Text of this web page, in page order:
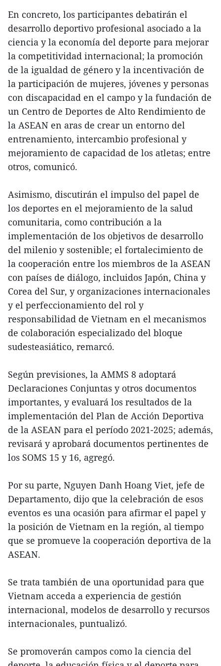
En concreto, los participantes debatirán el
desarrollo deportivo profesional asociado a la
ciencia y la economía del deporte para mejorar
la competitividad internacional; la promoción
de la igualdad de género y la incentivación de
la participación de mujeres, jóvenes y personas
con discapacidad en el campo y la fundación de
un Centro de Deportes de Alto Rendimiento de
la ASEAN en aras de crear un entorno del
entrenamiento, intercambio profesional y
mejoramiento de capacidad de los atletas; entre
otros, comunicó.
Asimismo, discutirán el impulso del papel de
los deportes en el mejoramiento de la salud
comunitaria, como contribución a la
implementación de los objetivos de desarrollo
del milenio y sostenible; el fortalecimiento de
la cooperación entre los miembros de la ASEAN
con países de diálogo, incluidos Japón, China y
Corea del Sur, y organizaciones internacionales
y el perfeccionamiento del rol y
responsabilidad de Vietnam en el mecanismos
de colaboración especializado del bloque
sudesteasiático, remarcó.
Según previsiones, la AMMS 8 adoptará
Declaraciones Conjuntas y otros documentos
importantes, y evaluará los resultados de la
implementación del Plan de Acción Deportiva
de la ASEAN para el período 2021-2025; además,
revisará y aprobará documentos pertinentes de
los SOMS 15 y 16, agregó.
Por su parte, Nguyen Danh Hoang Viet, jefe de
Departamento, dijo que la celebración de esos
eventos es una ocasión para afirmar el papel y
la posición de Vietnam en la región, al tiempo
que se promueve la cooperación deportiva de la
ASEAN.
Se trata también de una oportunidad para que
Vietnam acceda a experiencia de gestión
internacional, modelos de desarrollo y recursos
internacionales, puntualizó.
Se promoverán campos como la ciencia del